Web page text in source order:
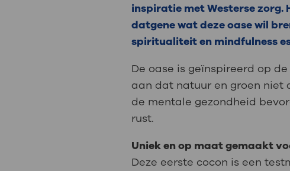
inspiratie met Westerse zorg.
datgene wat deze oase wil
spiritualiteit en mindfulness
De oase is geïnspireerd op
aan dat natuur en groen niet
de mentale gezondheid
rust.
Uniek en op maat gemaakt
Deze eerste cocon is een